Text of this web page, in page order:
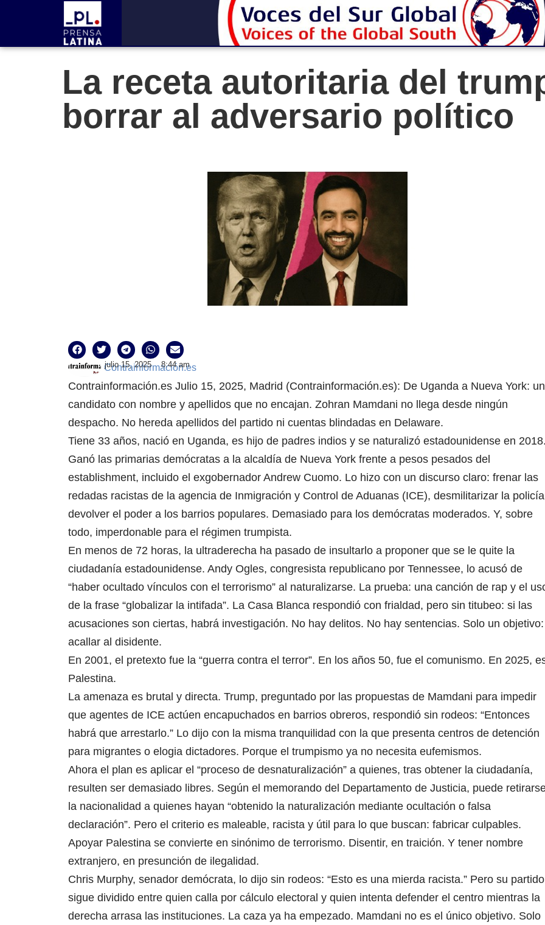
La receta autoritaria del
borrar al adversario político
Contrainformación.es
julio 15, 2025 8:44 am
Contrainformación.es Julio 15, 2025, Madrid (Contrainformación.es): De Uganda a Nueva York: un
candidato con nombre y apellidos que no encajan. Zohran Mamdani no llega desde ningún
despacho. No hereda apellidos del partido ni cuentas blindadas en Delaware.
Tiene 33 años, nació en Uganda, es hijo de padres indios y se naturalizó estadounidense en
Ganó las primarias demócratas a la alcaldía de Nueva York frente a pesos pesados del
establishment, incluido el exgobernador Andrew Cuomo. Lo hizo con un discurso claro: frenar las
redadas racistas de la agencia de Inmigración y Control de Aduanas (ICE), desmilitarizar la
devolver el poder a los barrios populares. Demasiado para los demócratas moderados. Y, sobre
todo, imperdonable para el régimen trumpista.
En menos de 72 horas, la ultraderecha ha pasado de insultarlo a proponer que se le quite la
ciudadanía estadounidense. Andy Ogles, congresista republicano por Tennessee, lo acusó de
“haber ocultado vínculos con el terrorismo” al naturalizarse. La prueba: una canción de rap y el
de la frase “globalizar la intifada”. La Casa Blanca respondió con frialdad, pero sin titubeo: si las
acusaciones son ciertas, habrá investigación. No hay delitos. No hay sentencias. Solo un objetivo:
acallar al disidente.
En 2001, el pretexto fue la “guerra contra el terror”. En los años 50, fue el comunismo. En 2025,
Palestina.
La amenaza es brutal y directa. Trump, preguntado por las propuestas de Mamdani para impedir
que agentes de ICE actúen encapuchados en barrios obreros, respondió sin rodeos: “Entonces
habrá que arrestarlo.” Lo dijo con la misma tranquilidad con la que presenta centros de detención
para migrantes o elogia dictadores. Porque el trumpismo ya no necesita eufemismos.
Ahora el plan es aplicar el “proceso de desnaturalización” a quienes, tras obtener la ciudadanía,
resulten ser demasiado libres. Según el memorando del Departamento de Justicia, puede
la nacionalidad a quienes hayan “obtenido la naturalización mediante ocultación o falsa
declaración”. Pero el criterio es maleable, racista y útil para lo que buscan: fabricar culpables.
Apoyar Palestina se convierte en sinónimo de terrorismo. Disentir, en traición. Y tener nombre
extranjero, en presunción de ilegalidad.
Chris Murphy, senador demócrata, lo dijo sin rodeos: “Esto es una mierda racista.” Pero su partido
sigue dividido entre quien calla por cálculo electoral y quien intenta defender el centro mientras la
derecha arrasa las instituciones. La caza ya ha empezado. Mamdani no es el único objetivo. Solo